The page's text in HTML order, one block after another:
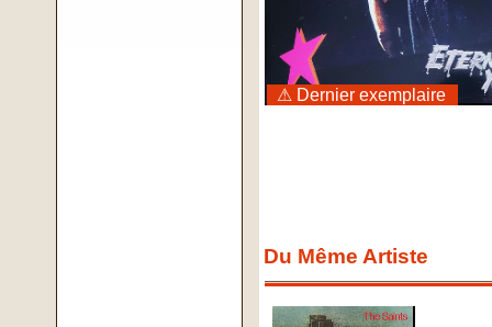
⚠ Dernier exemplaire
Du Même Artiste